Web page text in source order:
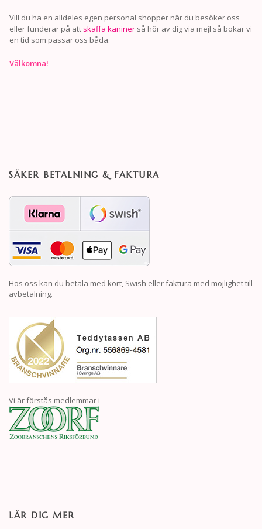
Vill du ha en alldeles egen personal shopper när du besöker oss
eller funderar på att skaffa kaniner så hör av dig via mejl så bokar vi
en tid som passar oss båda.
Välkomna!
SÄKER BETALNING & FAKTURA
Hos oss kan du betala med kort, Swish eller faktura med möjlighet till
avbetalning.
Vi är förstås medlemmar i
LÄR DIG MER